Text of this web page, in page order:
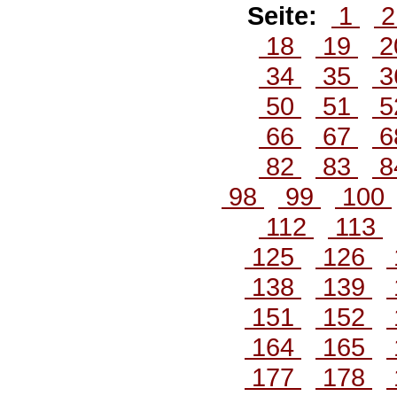
Seite: 1
18
19
34
35
50
51
66
67
82
83
98
99
100
112
113
125
126
138
139
151
152
164
165
177
178